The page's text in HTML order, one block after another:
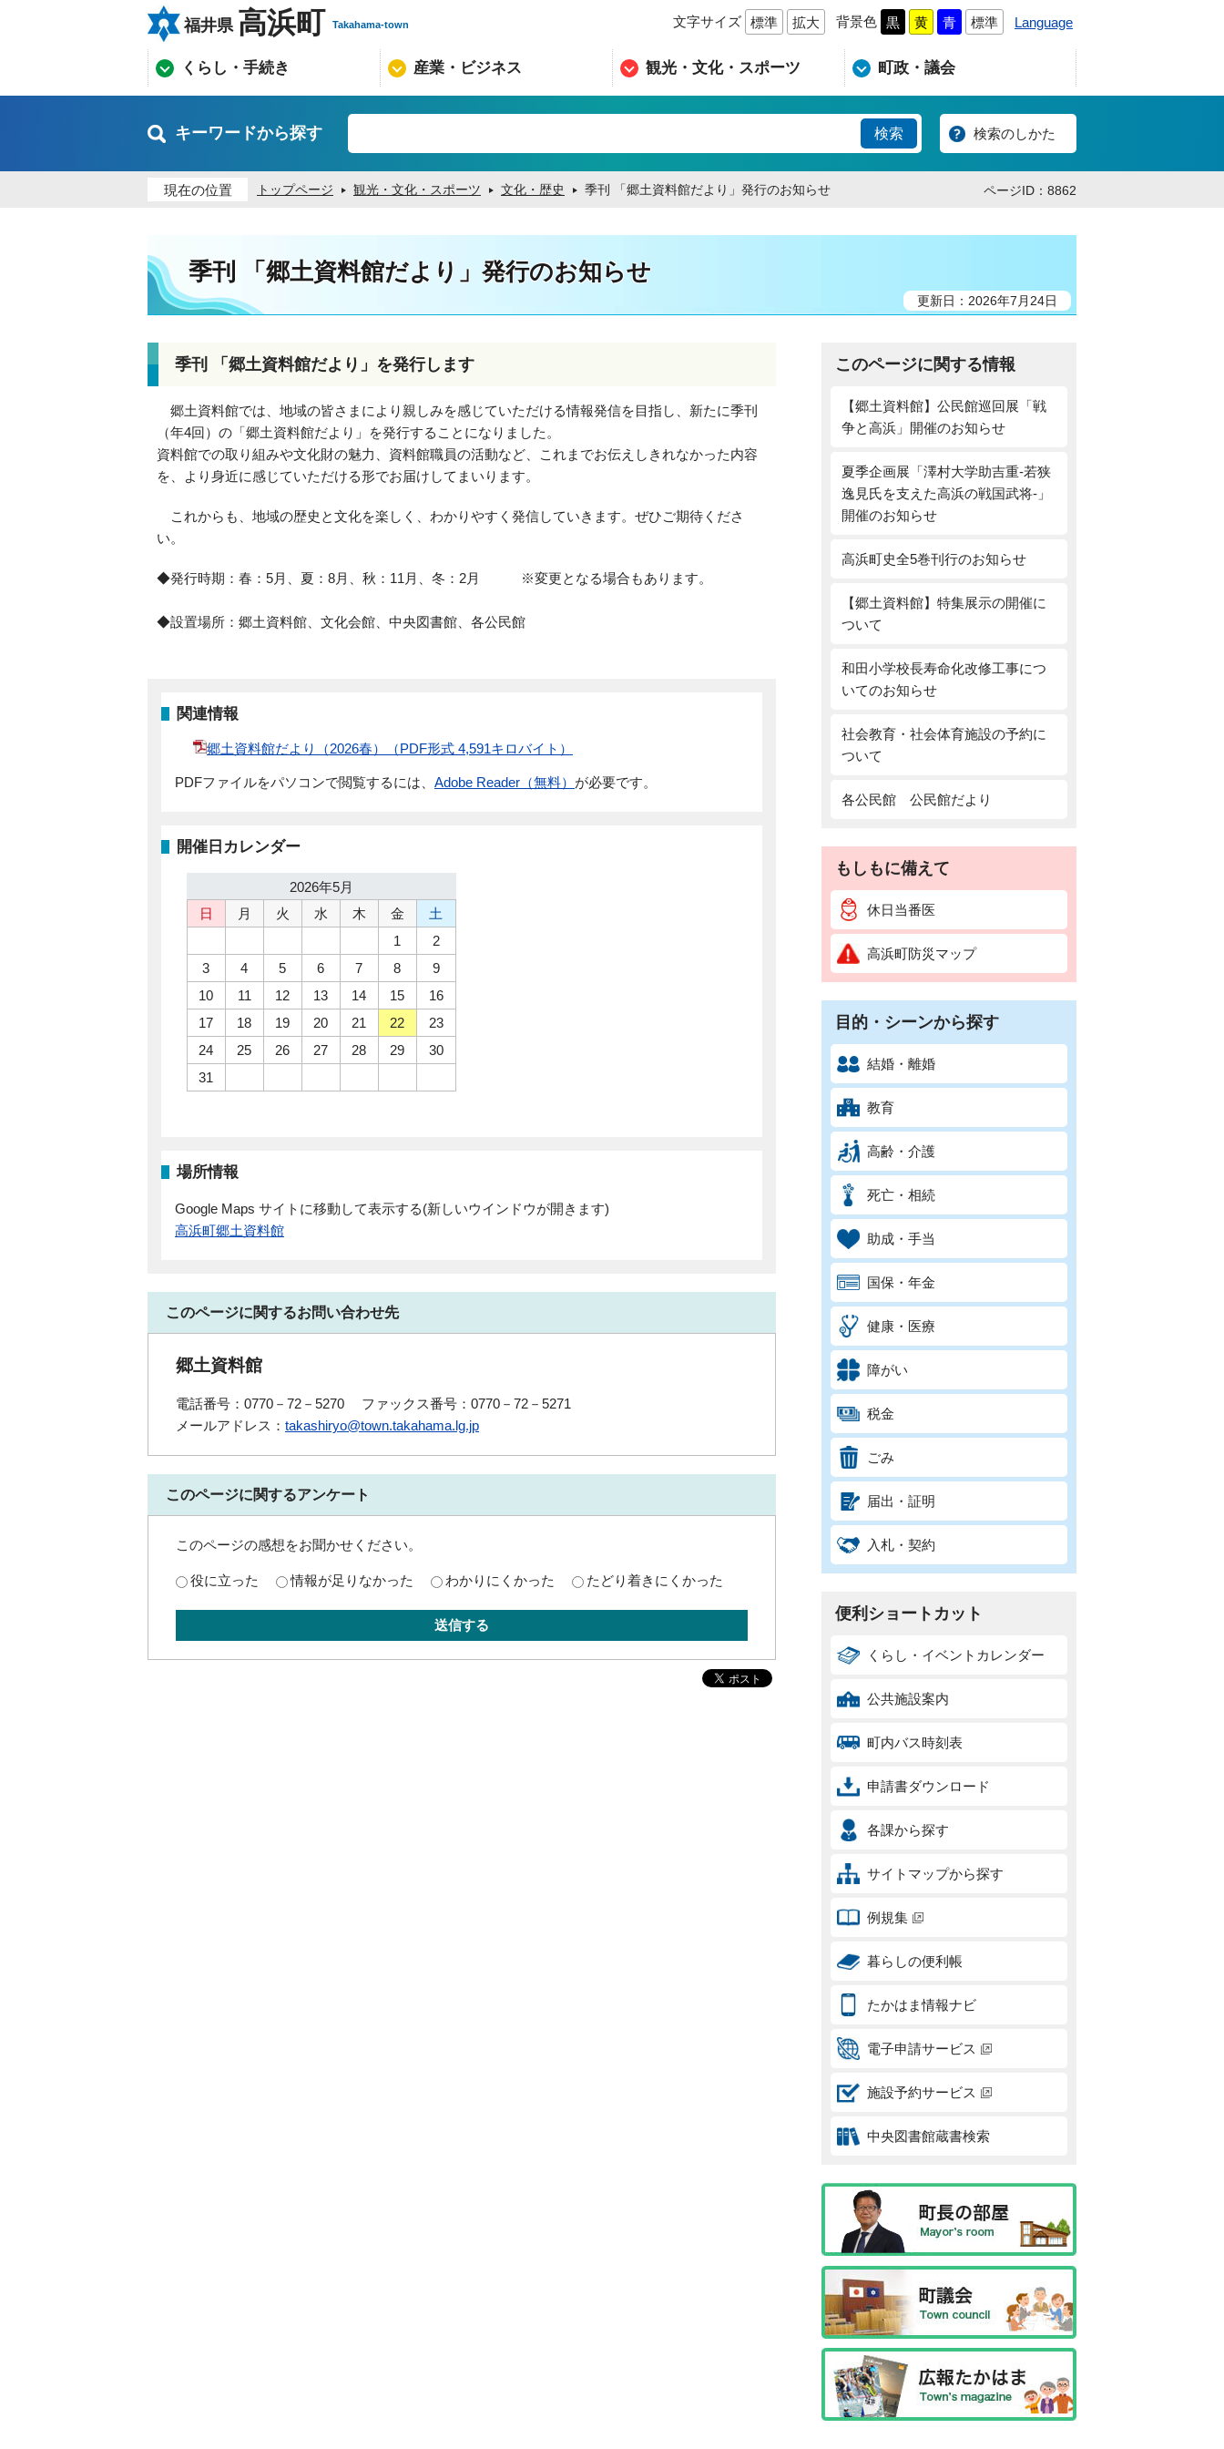
福井県 高浜町 Takahama-town 文字サイズ 標準 拡大 背景色 黒 黄 青 標準 Language
くらし・手続き 産業・ビジネス 観光・文化・スポーツ 町政・議会
キーワードから探す 検索のしかた
現在の位置 トップページ 観光・文化・スポーツ 文化・歴史 季刊 「郷土資料館だより」発行のお知らせ ページID：8862
季刊 「郷土資料館だより」発行のお知らせ
更新日：2026年7月24日
季刊 「郷土資料館だより」を発行します
郷土資料館では、地域の皆さまにより親しみを感じていただける情報発信を目指し、新たに季刊
（年4回）の「郷土資料館だより」を発行することになりました。
資料館での取り組みや文化財の魅力、資料館職員の活動など、これまでお伝えしきれなかった内容
を、より身近に感じていただける形でお届けしてまいります。
これからも、地域の歴史と文化を楽しく、わかりやすく発信していきます。ぜひご期待くださ
い。
◆発行時期：春：5月、夏：8月、秋：11月、冬：2月 ※変更となる場合もあります。
◆設置場所：郷土資料館、文化会館、中央図書館、各公民館
関連情報
郷土資料館だより（2026春）（PDF形式 4,591キロバイト）
PDFファイルをパソコンで閲覧するには、 Adobe Reader（無料） が必要です。
開催日カレンダー
2026年5月
日
月 火 水 木 金
土
1
2
3
4 5 6 7 8
9
10
11 12 13 14 15
16
17
18 19 20 21 22
23
24
25 26 27 28 29
30
31
場所情報
Google Maps サイトに移動して表示する(新しいウインドウが開きます)
高浜町郷土資料館
このページに関するお問い合わせ先
郷土資料館
電話番号：0770－72－5270
ファックス番号：0770－72－5271
メールアドレス： takashiryo@town.takahama.lg.jp
このページに関するアンケート
このページの感想をお聞かせください。
役に立った 情報が足りなかった わかりにくかった たどり着きにくかった
送信する
このページに関する情報
【郷土資料館】公民館巡回展「戦
争と高浜」開催のお知らせ
夏季企画展「澤村大学助吉重‐若狭
逸見氏を支えた高浜の戦国武将‐」
開催のお知らせ
高浜町史全5巻刊行のお知らせ
【郷土資料館】特集展示の開催に
ついて
和田小学校長寿命化改修工事につ
いてのお知らせ
社会教育・社会体育施設の予約に
ついて
各公民館 公民館だより
もしもに備えて
休日当番医
高浜町防災マップ
目的・シーンから探す
結婚・離婚
教育
高齢・介護
死亡・相続
助成・手当
国保・年金
健康・医療
障がい
税金
ごみ
届出・証明
入札・契約
便利ショートカット
くらし・イベントカレンダー
公共施設案内
町内バス時刻表
申請書ダウンロード
各課から探す
サイトマップから探す
例規集
暮らしの便利帳
たかはま情報ナビ
電子申請サービス
施設予約サービス
中央図書館蔵書検索